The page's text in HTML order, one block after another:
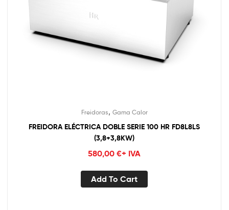
Freidoras, Gama Calor
FREIDORA ELÉCTRICA DOBLE SERIE 100 HR FD8L8LS
(3,8+3,8KW)
580,00 €+ IVA
Add To Cart